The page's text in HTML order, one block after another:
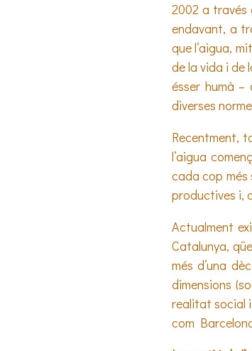
2002 a través
endavant, a
que l’aigua,
de la vida i de
ésser humà
diverses
Recentment,
l’aigua
cada cop
productives i,
Actualment
Catalunya,
més d’una
dimensions
realitat social
com